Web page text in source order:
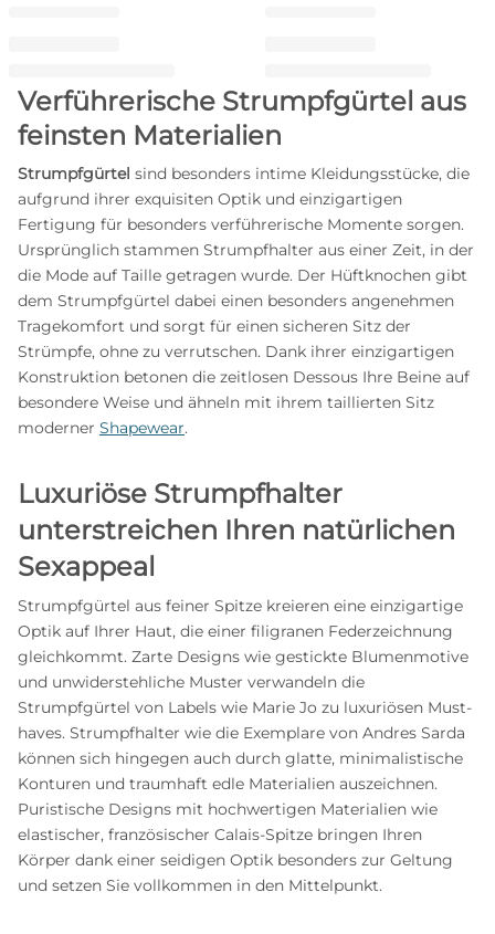
Verführerische Strumpfgürtel aus
feinsten Materialien
Strumpfgürtel sind besonders intime Kleidungsstücke, die
aufgrund ihrer exquisiten Optik und einzigartigen
Fertigung für besonders verführerische Momente sorgen.
Ursprünglich stammen Strumpfhalter aus einer Zeit, in der
die Mode auf Taille getragen wurde. Der Hüftknochen gibt
dem Strumpfgürtel dabei einen besonders angenehmen
Tragekomfort und sorgt für einen sicheren Sitz der
Strümpfe, ohne zu verrutschen. Dank ihrer einzigartigen
Konstruktion betonen die zeitlosen Dessous Ihre Beine auf
besondere Weise und ähneln mit ihrem taillierten Sitz
moderner Shapewear.
Luxuriöse Strumpfhalter
unterstreichen Ihren natürlichen
Sexappeal
Strumpfgürtel aus feiner Spitze kreieren eine einzigartige
Optik auf Ihrer Haut, die einer filigranen Federzeichnung
gleichkommt. Zarte Designs wie gestickte Blumenmotive
und unwiderstehliche Muster verwandeln die
Strumpfgürtel von Labels wie Marie Jo zu luxuriösen Must-
haves. Strumpfhalter wie die Exemplare von Andres Sarda
können sich hingegen auch durch glatte, minimalistische
Konturen und traumhaft edle Materialien auszeichnen.
Puristische Designs mit hochwertigen Materialien wie
elastischer, französischer Calais-Spitze bringen Ihren
Körper dank einer seidigen Optik besonders zur Geltung
und setzen Sie vollkommen in den Mittelpunkt.